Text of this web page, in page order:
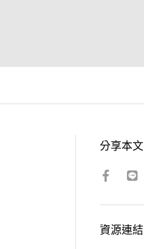
分享本文
資源連結